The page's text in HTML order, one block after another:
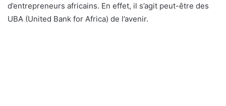
d’entrepreneurs africains. En effet, il s’agit peut-être des
UBA (United Bank for Africa) de l’avenir.